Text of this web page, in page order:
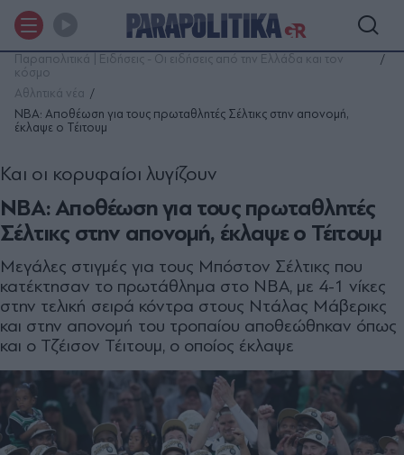
Παραπολιτικά | Ειδήσεις - Οι ειδήσεις από την Ελλάδα και τον
κόσμο
Αθλητικά νέα
NBA: Αποθέωση για τους πρωταθλητές Σέλτικς στην απονομή,
έκλαψε ο Τέιτουμ
NBA: Αποθέωση για τους πρωταθλητές
Σέλτικς στην απονομή, έκλαψε ο Τέιτουμ
Και οι κορυφαίοι λυγίζουν
Μεγάλες στιγμές για τους Μπόστον Σέλτικς που
κατέκτησαν το πρωτάθλημα στο NBA, με 4-1 νίκες
στην τελική σειρά κόντρα στους Ντάλας Μάβερικς
και στην απονομή του τροπαίου αποθεώθηκαν όπως
και ο Τζέισον Τέιτουμ, ο οποίος έκλαψε